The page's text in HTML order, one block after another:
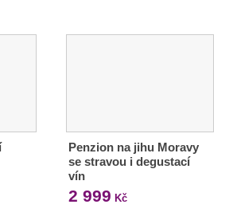
Penzion na jihu Moravy
se stravou i degustací
vín
2 999 Kč